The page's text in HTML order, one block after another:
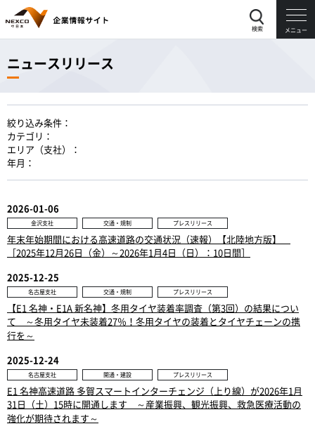
検索 メニュー
ニュースリリース
絞り込み条件：
カテゴリ：
エリア（支社）：
年月：
2026-01-06
金沢支社 交通・規制 プレスリリース
年末年始期間における高速道路の交通状況（速報）【北陸地方版】
［2025年12月26日（金）～2026年1月4日（日）：10日間］
2025-12-25
名古屋支社 交通・規制 プレスリリース
【E1 名神・E1A 新名神】冬用タイヤ装着率調査（第3回）の結果につい
て ～冬用タイヤ未装着27％！冬用タイヤの装着とタイヤチェーンの携
行を～
2025-12-24
名古屋支社 開通・建設 プレスリリース
E1 名神高速道路 多賀スマートインターチェンジ（上り線）が2026年1月
31日（土）15時に開通します ～産業振興、観光振興、救急医療活動の
強化が期待されます～